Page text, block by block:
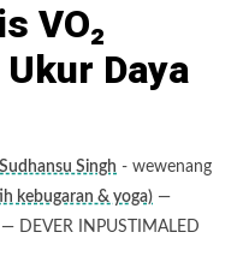
VO₂
Daya
Singh - wewenang
kebugaran & yoga) —
— DEVER INPUSTIMALED